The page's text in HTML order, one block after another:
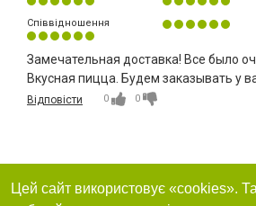
Співвідношення
Замечательная доставка! Все было
Вкусная пицца. Будем заказывать у
Відповісти 0 0
Цей сайт використовує «cookies».